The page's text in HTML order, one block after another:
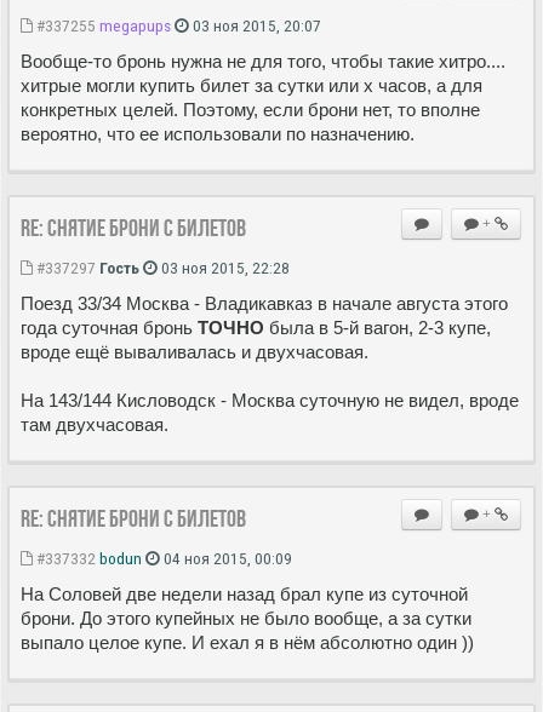
#337255 megapups 03 ноя 2015, 20:07
Вообще-то бронь нужна не для того, чтобы такие хитро....
хитрые могли купить билет за сутки или х часов, а для
конкретных целей. Поэтому, если брони нет, то вполне
вероятно, что ее использовали по назначению.
+
Re: Снятие брони с билетов
#337297 Гость 03 ноя 2015, 22:28
Поезд 33/34 Москва - Владикавказ в начале августа этого
года суточная бронь ТОЧНО была в 5-й вагон, 2-3 купе,
вроде ещё вываливалась и двухчасовая.
На 143/144 Кисловодск - Москва суточную не видел, вроде
там двухчасовая.
+
Re: Снятие брони с билетов
#337332 bodun 04 ноя 2015, 00:09
На Соловей две недели назад брал купе из суточной
брони. До этого купейных не было вообще, а за сутки
выпало целое купе. И ехал я в нём абсолютно один ))